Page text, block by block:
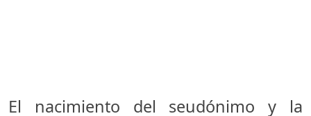
El nacimiento del seudónimo y la